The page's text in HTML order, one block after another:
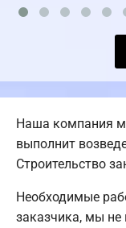
Наша компания
выполнит
Строительство
Необходимые
заказчика, мы не